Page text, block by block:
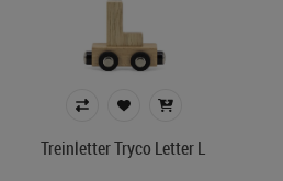
Treinletter Tryco Letter L